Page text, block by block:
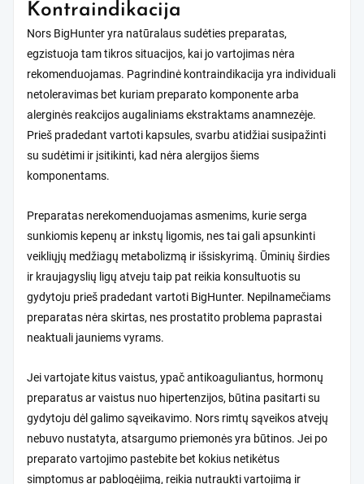
Kontraindikacija
Nors BigHunter yra natūralaus sudėties preparatas,
egzistuoja tam tikros situacijos, kai jo vartojimas nėra
rekomenduojamas. Pagrindinė kontraindikacija yra individuali
netoleravimas bet kuriam preparato komponente arba
alerginės reakcijos augaliniams ekstraktams anamnezėje.
Prieš pradedant vartoti kapsules, svarbu atidžiai susipažinti
su sudėtimi ir įsitikinti, kad nėra alergijos šiems
komponentams.
Preparatas nerekomenduojamas asmenims, kurie serga
sunkiomis kepenų ar inkstų ligomis, nes tai gali apsunkinti
veikliųjų medžiagų metabolizmą ir išsiskyrimą. Ūminių širdies
ir kraujagyslių ligų atveju taip pat reikia konsultuotis su
gydytoju prieš pradedant vartoti BigHunter. Nepilnamečiams
preparatas nėra skirtas, nes prostatito problema paprastai
neaktuali jauniems vyrams.
Jei vartojate kitus vaistus, ypač antikoaguliantus, hormonų
preparatus ar vaistus nuo hipertenzijos, būtina pasitarti su
gydytoju dėl galimo sąveikavimo. Nors rimtų sąveikos atvejų
nebuvo nustatyta, atsargumo priemonės yra būtinos. Jei po
preparato vartojimo pastebite bet kokius netikėtus
simptomus ar pablogėjimą, reikia nutraukti vartojimą ir